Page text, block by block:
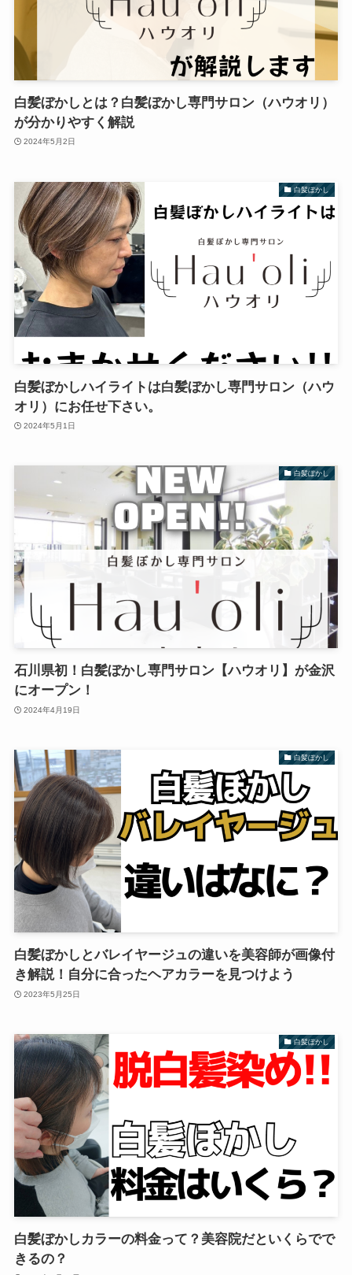
白髪ぼかしとは？白髪ぼかし専門サロン（ハウオリ）
が分かりやすく解説
2024年5月2日
白髪ぼかし
白髪ぼかしハイライトは白髪ぼかし専門サロン（ハウ
オリ）にお任せ下さい。
2024年5月1日
白髪ぼかし
石川県初！白髪ぼかし専門サロン【ハウオリ】が金沢
にオープン！
2024年4月19日
白髪ぼかし
白髪ぼかしとバレイヤージュの違いを美容師が画像付
き解説！自分に合ったヘアカラーを見つけよう
2023年5月25日
白髪ぼかし
白髪ぼかしカラーの料金って？美容院だといくらでで
きるの？